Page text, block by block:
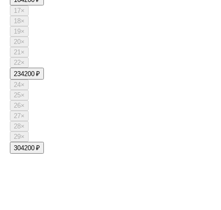
17×
18×
19×
20×
21×
22×
234200 ₽
24×
25×
26×
27×
28×
29×
304200 ₽